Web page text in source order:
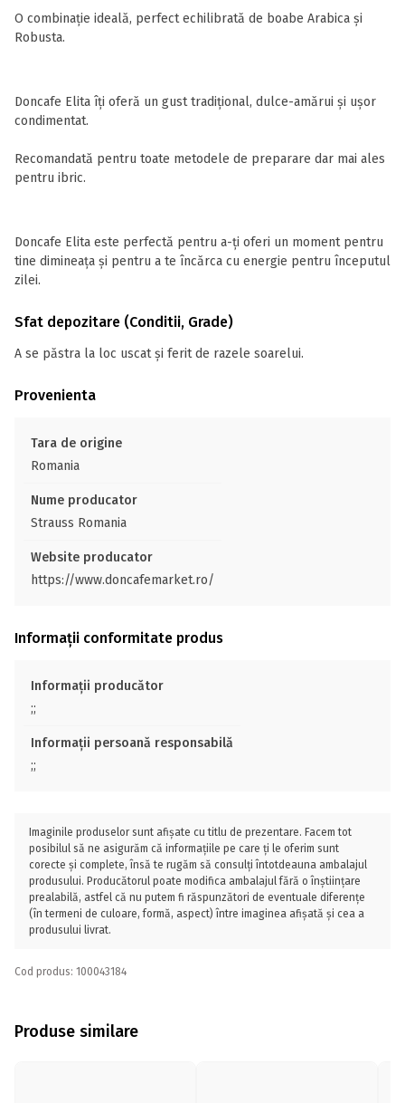
O combinație ideală, perfect echilibrată de boabe Arabica și
Robusta.
Doncafe Elita îți oferă un gust tradițional, dulce-amărui și ușor
condimentat.
Recomandată pentru toate metodele de preparare dar mai ales
pentru ibric.
Doncafe Elita este perfectă pentru a-ți oferi un moment pentru
tine dimineața și pentru a te încărca cu energie pentru începutul
zilei.
Sfat depozitare (Conditii, Grade)
A se păstra la loc uscat și ferit de razele soarelui.
Provenienta
Tara de origine
Romania
Nume producator
Strauss Romania
Website producator
https://www.doncafemarket.ro/
Informații conformitate produs
Informații producător
;;
Informații persoană responsabilă
;;
Imaginile produselor sunt afișate cu titlu de prezentare. Facem tot
posibilul să ne asigurăm că informațiile pe care ți le oferim sunt
corecte și complete, însă te rugăm să consulți întotdeauna ambalajul
produsului. Producătorul poate modifica ambalajul fără o înștiințare
prealabilă, astfel că nu putem fi răspunzători de eventuale diferențe
(în termeni de culoare, formă, aspect) între imaginea afișată și cea a
produsului livrat.
Cod produs: 100043184
Produse similare